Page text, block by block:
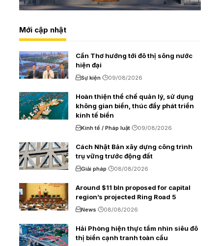
Mới cập nhật
Cần Thơ hướng tới đô thị sông nước
hiện đại
Sự kiện 09/08/2026
Hoàn thiện thể chế quản lý, sử dụng
không gian biển, thúc đẩy phát triển
kinh tế biển
Kinh tế / Pháp luật 09/08/2026
Cách Nhật Bản xây dựng công trình
trụ vững trước động đất
Giải pháp 08/08/2026
Around $11 bln proposed for capital
region’s projected Ring Road 5
News 08/08/2026
Hải Phòng hiện thực tầm nhìn siêu đô
thị biển cạnh tranh toàn cầu